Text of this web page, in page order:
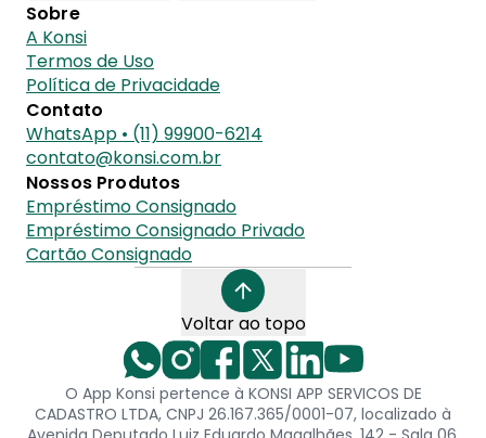
Sobre
A Konsi
Termos de Uso
Política de Privacidade
Contato
WhatsApp • (11) 99900-6214
contato@konsi.com.br
Nossos Produtos
Empréstimo Consignado
Empréstimo Consignado Privado
Cartão Consignado
Voltar ao topo
O App Konsi pertence à KONSI APP SERVICOS DE
CADASTRO LTDA, CNPJ 26.167.365/0001-07, localizado à